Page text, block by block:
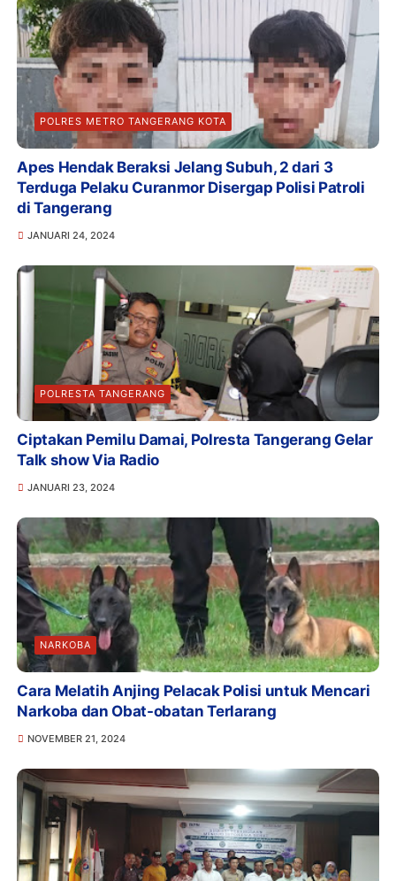
POLRES METRO TANGERANG KOTA
Apes Hendak Beraksi Jelang Subuh, 2 dari 3
Terduga Pelaku Curanmor Disergap Polisi Patroli
di Tangerang
JANUARI 24, 2024
POLRESTA TANGERANG
Ciptakan Pemilu Damai, Polresta Tangerang Gelar
Talk show Via Radio
JANUARI 23, 2024
NARKOBA
Cara Melatih Anjing Pelacak Polisi untuk Mencari
Narkoba dan Obat-obatan Terlarang
NOVEMBER 21, 2024